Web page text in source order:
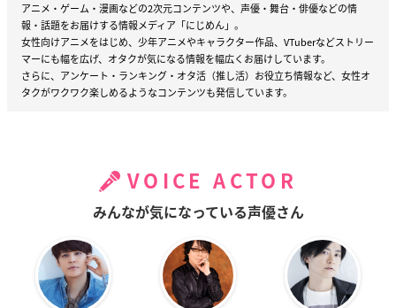
アニメ・ゲーム・漫画などの2次元コンテンツや、声優・舞台・俳優などの情
報・話題をお届けする情報メディア「にじめん」。
女性向けアニメをはじめ、少年アニメやキャラクター作品、VTuberなどストリー
マーにも幅を広げ、オタクが気になる情報を幅広くお届けしています。
さらに、アンケート・ランキング・オタ活（推し活）お役立ち情報など、女性オ
タクがワクワク楽しめるようなコンテンツも発信しています。
VOICE ACTOR
みんなが気になっている声優さん